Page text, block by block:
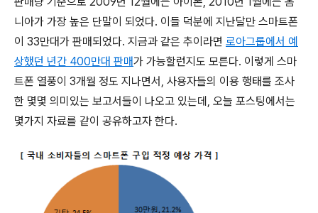
니아가 가장 높은 단말이 되었다. 이들 덕분에 지난달만 스마트폰
이 33만대가 판매되었다. 지금과 같은 추이라면 로아그룹에서 예
상했던 년간 400만대 판매가 가능할런지도 모른다. 이렇게 스마
트폰 열풍이 3개월 정도 지나면서, 사용자들의 이용 행태를 조사
한 몇몇 의미있는 보고서들이 나오고 있는데, 오늘 포스팅에서는
몇가지 자료를 같이 공유하고자 한다.